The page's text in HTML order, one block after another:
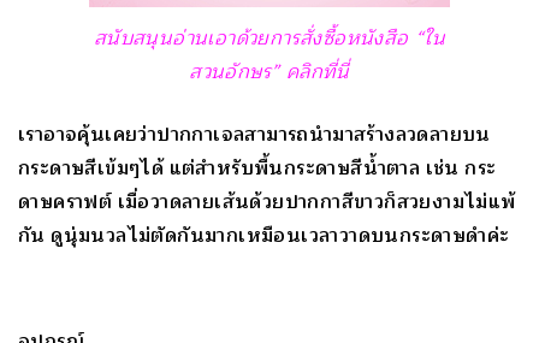
สนับสนุนอ่านเอาด้วยการสั่งซื้อหนังสือ “ใน
สวนอักษร” คลิกที่นี่
เราอาจคุ้นเคยว่าปากกาเจลสามารถนำมาสร้างลวดลายบน
กระดาษสีเข้มๆได้ แต่สำหรับพื้นกระดาษสีน้ำตาล เช่น กระ
ดาษคราฟต์ เมื่อวาดลายเส้นด้วยปากกาสีขาวก็สวยงามไม่แพ้
กัน ดูนุ่มนวลไม่ตัดกันมากเหมือนเวลาวาดบนกระดาษดำค่ะ